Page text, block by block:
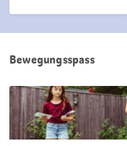
Bewegungsspass